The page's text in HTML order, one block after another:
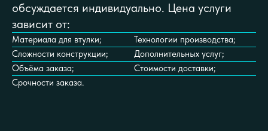
обсуждается индивидуально. Цена услуги
зависит от:
Материала для втулки;
Технологии производства;
Сложности конструкции;
Дополнительных услуг;
Объёма заказа;
Стоимости доставки;
Срочности заказа.